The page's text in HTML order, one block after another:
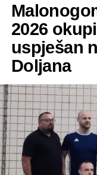
2026
uspješan
Doljana